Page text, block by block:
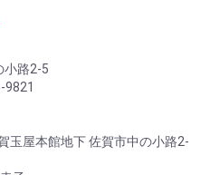
路2-5
9821
玉屋本館地下 佐賀市中の小路2-